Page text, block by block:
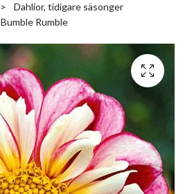
Dahlior, tidigare säsonger
Bumble Rumble